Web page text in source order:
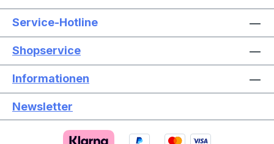
Service-Hotline
Shopservice
Informationen
Newsletter
Text vergrößern